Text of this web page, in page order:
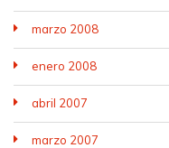
marzo 2008
enero 2008
abril 2007
marzo 2007